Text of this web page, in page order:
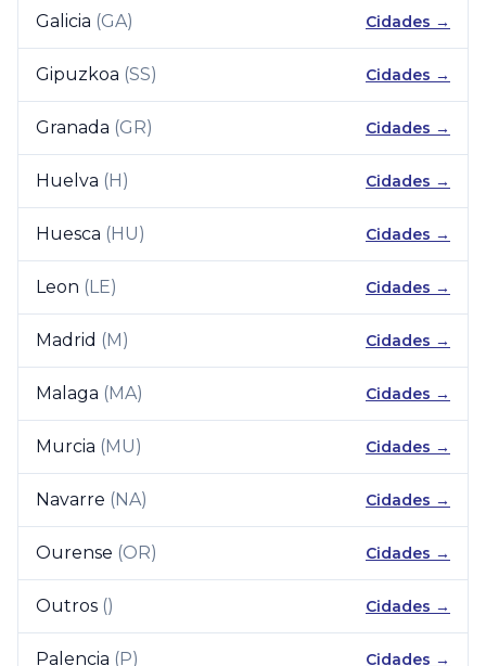
Galicia (GA) Cidades →
Gipuzkoa (SS) Cidades →
Granada (GR) Cidades →
Huelva (H) Cidades →
Huesca (HU) Cidades →
Leon (LE) Cidades →
Madrid (M) Cidades →
Malaga (MA) Cidades →
Murcia (MU) Cidades →
Navarre (NA) Cidades →
Ourense (OR) Cidades →
Outros () Cidades →
Palencia (P) Cidades →